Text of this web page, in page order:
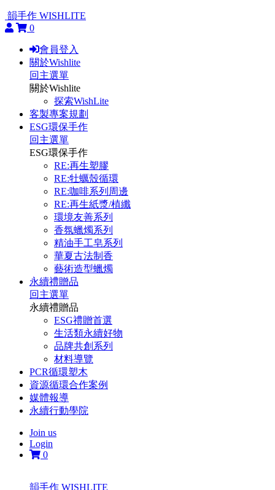
韻手作 WISHLITE
0
會員登入
關於Wishlite
回主選單
關於Wishlite
探索WishLite
客製專案規劃
ESG環保手作
回主選單
ESG環保手作
RE:再生塑膠
RE:牡蠣殼循環
RE:咖啡系列周邊
RE:再生紙漿/植纖
環境友善系列
香氛蠟燭系列
精油手工皂系列
華夏古法制香
藝術造型蠟燭
永續禮贈品
回主選單
永續禮贈品
ESG禮贈首選
生活類永續好物
品牌共創系列
材料導覽
PCR循環塑木
資源循環合作案例
媒體報導
永續行動學院
Join us
Login
0
韻手作 WISHLITE